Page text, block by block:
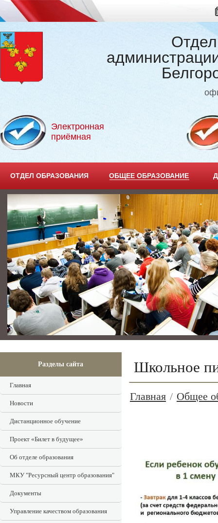
Электронная
приёмная
ОТДЕЛ ОБРАЗОВАНИЯ ОБЩЕЕ ОБРАЗОВАНИЕ
Разделы сайта
Главная
Новости
Дистанционное обучение
Проект «Билет в будущее»
Об отделе образования
МКУ "Ресурсный центр образования"
Документы
Управление качеством образования
Школьное
Главная / Общее